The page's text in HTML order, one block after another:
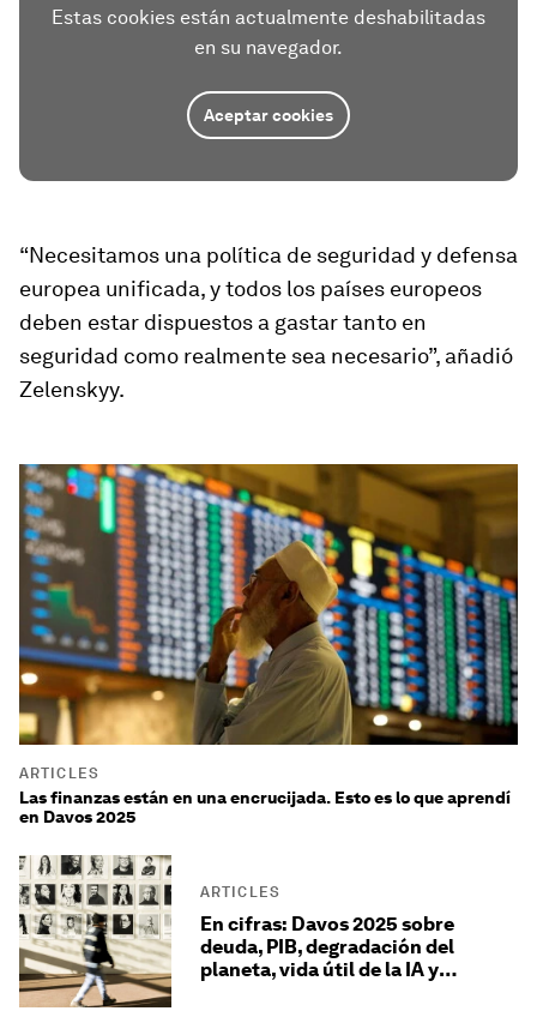
Estas cookies están actualmente deshabilitadas
en su navegador.
Aceptar cookies
“Necesitamos una política de seguridad y defensa
europea unificada, y todos los países europeos
deben estar dispuestos a gastar tanto en
seguridad como realmente sea necesario”, añadió
Zelenskyy.
ARTICLES
Las finanzas están en una encrucijada. Esto es lo que aprendí
en Davos 2025
ARTICLES
En cifras: Davos 2025 sobre
deuda, PIB, degradación del
planeta, vida útil de la IA y